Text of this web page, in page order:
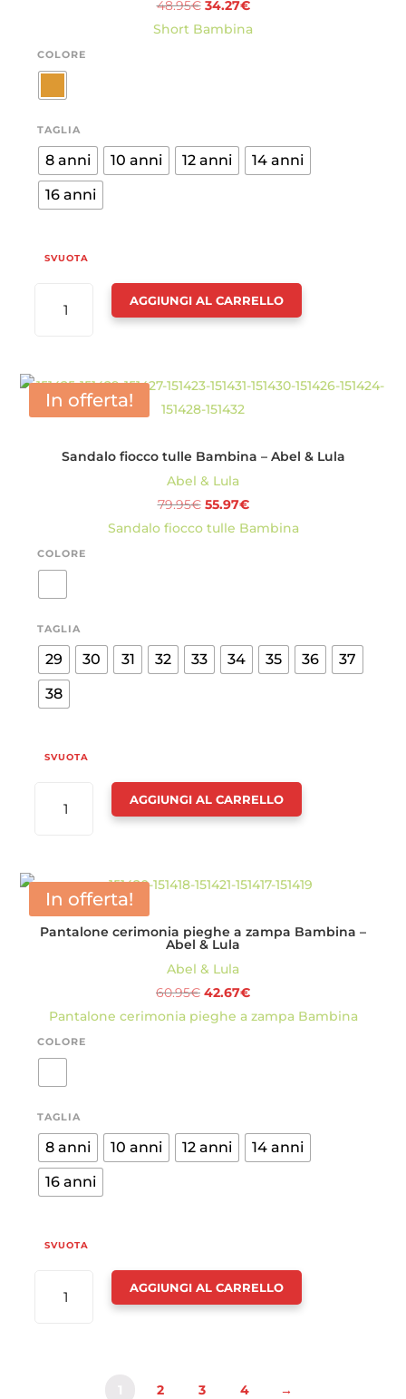
48.95€ Il
prezzo
34.27€Il
prezzo
Short Bambina
COLORE
TAGLIA
8 anni 10 anni 12 anni
14 anni
16 anni
SVUOTA
BAMBINA
AGGIUNGI AL CARRELLO
In offerta!
Sandalo fiocco tulle Bambina – Abel & Lula
Abel & Lula
79.95€ Il
prezzo
55.97€Il
prezzo
Sandalo fiocco tulle Bambina
COLORE
TAGLIA
29 30 31 32 33 34 35 36
37
38
SVUOTA
FIOCCO
&
AGGIUNGI AL CARRELLO
In offerta!
Pantalone cerimonia pieghe a zampa Bambina –
Abel & Lula
Abel & Lula
60.95€ Il
prezzo
42.67€Il
prezzo
Pantalone cerimonia pieghe a zampa Bambina
COLORE
TAGLIA
8 anni 10 anni 12 anni
14 anni
16 anni
SVUOTA
CERIMONIA
AGGIUNGI AL CARRELLO
2 3 4 →